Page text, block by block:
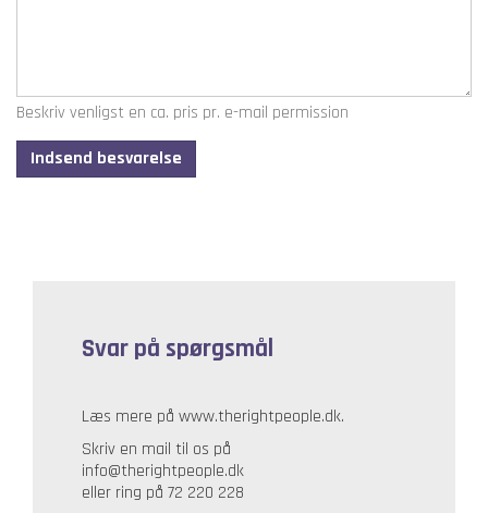
Beskriv venligst en ca. pris pr. e-mail permission
Indsend besvarelse
Svar på spørgsmål
Læs mere på www.therightpeople.dk.
Skriv en mail til os på
info@therightpeople.dk
eller ring på 72 220 228